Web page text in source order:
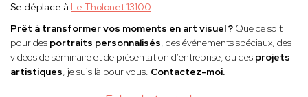
Se déplace à Le Tholonet 13100
Prêt à transformer vos moments en art visuel ? Que ce soit
pour des portraits personnalisés, des événements spéciaux, des
vidéos de séminaire et de présentation d’entreprise, ou des projets
artistiques, je suis là pour vous. Contactez-moi.